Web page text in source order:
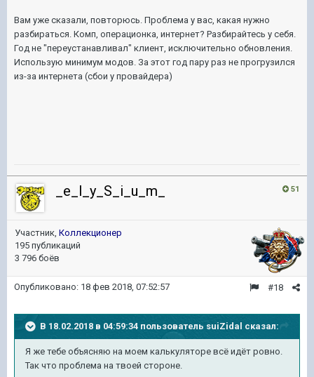
Вам уже сказали, повторюсь. Проблема у вас, какая нужно
разбираться. Комп, операционка, интернет? Разбирайтесь у себя.
Год не "переустанавливал" клиент, исключительно обновления.
Использую минимум модов. За этот год пару раз не прогрузился
из-за интернета (сбои у провайдера)
51
_e_l_y_S_i_u_m_
Участник, Коллекционер
195 публикаций
3 796 боёв
#18
Опубликовано: 18 фев 2018, 07:52:57
В 18.02.2018 в 04:59:34 пользователь suiZidal сказал:
Я же тебе объясняю на моем калькуляторе всё идёт ровно.
Так что проблема на твоей стороне.